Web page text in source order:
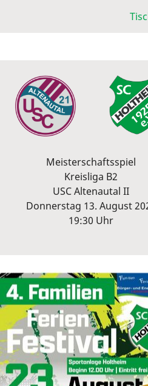
Meisterschaftsspiel
Kreisliga B2
USC Altenautal II
Donnerstag 13. August
19:30 Uhr